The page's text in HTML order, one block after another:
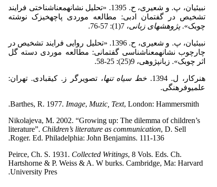
نبی­ئیان، پ. و شعیری، ح. 1395. «تحلیل نشانه­معناشناختی فرایند
تشخیص در گفتمان ادبی: مطالعه موردی پاچه­خیزک نوشته
چوبک».پژوهش­های زبانی، 7(1): 57-76.
نبی­ئیان، پ. و شعیری، ح. 1396. «تحلیل روایی فرایند تشخیص در
چارچوب نشانه­معناشناسی گفتمانی: مطالعه موردی دسته گل
اثر چوبک». زبان­پژوهی، 9(25): 25-58.
هنرکار، ل. 1394. خط سیاه تنها، تصویرگر ز. کیقبادی. تهران:
علمی­وفرهنگی.
Barthes, R. 1977. Image, Muzic, Text, London: Hammersmith.
Nikolajeva, M. 2002. “Growing up: The dilemma of children’s
literature”. Children’s literature as communication, D. Sell
Roger. Ed. Philadelphia: John Benjamins. 111-136.
Peirce, Ch. S. 1931. Collected Writings, 8 Vols. Eds. Ch.
Hartshorne & P. Weiss & A. W burks. Cambridge, Ma: Harvard
University Pres.